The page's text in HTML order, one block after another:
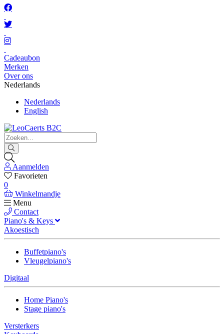
Cadeaubon
Merken
Over ons
Nederlands
Nederlands
English
Aanmelden
Favorieten
0
Winkelmandje
Menu
Contact
Piano's & Keys
Akoestisch
Buffetpiano's
Vleugelpiano's
Digitaal
Home Piano's
Stage piano's
Versterkers